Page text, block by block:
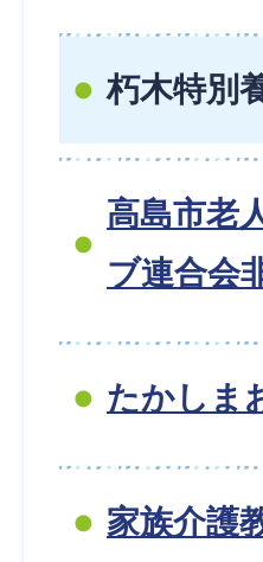
朽木特別
高島市老
ブ連合会
たかしま
家族介護